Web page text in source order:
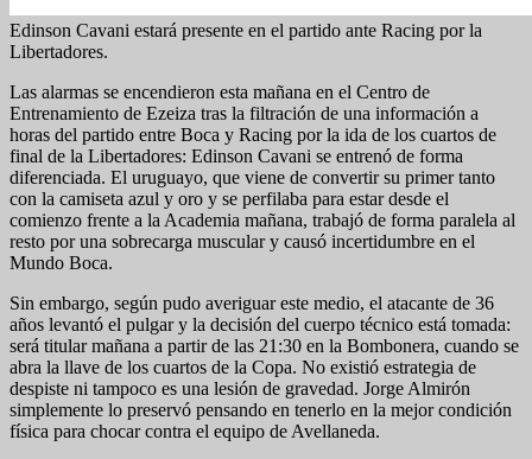
Edinson Cavani estará presente en el partido ante Racing por la
Libertadores.
Las alarmas se encendieron esta mañana en el Centro de
Entrenamiento de Ezeiza tras la filtración de una información a
horas del partido entre Boca y Racing por la ida de los cuartos de
final de la Libertadores: Edinson Cavani se entrenó de forma
diferenciada. El uruguayo, que viene de convertir su primer tanto
con la camiseta azul y oro y se perfilaba para estar desde el
comienzo frente a la Academia mañana, trabajó de forma paralela al
resto por una sobrecarga muscular y causó incertidumbre en el
Mundo Boca.
Sin embargo, según pudo averiguar este medio, el atacante de 36
años levantó el pulgar y la decisión del cuerpo técnico está tomada:
será titular mañana a partir de las 21:30 en la Bombonera, cuando se
abra la llave de los cuartos de la Copa. No existió estrategia de
despiste ni tampoco es una lesión de gravedad. Jorge Almirón
simplemente lo preservó pensando en tenerlo en la mejor condición
física para chocar contra el equipo de Avellaneda.